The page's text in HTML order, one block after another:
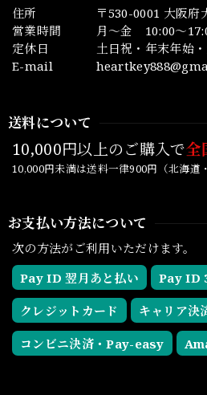
住所
〒530-0001 大阪府
営業時間
月～金 10:00～
定休日
土日祝・年末年始
E-mail
送料について
10,000円以上のご購入で全
10,000円未満は送料一律900円（北海道
お支払い方法について
次の方法がご利用いただけます。
Pay ID 翌月あと払い
Pay ID
クレジットカード キャリア決
コンビニ決済・Pay-easy